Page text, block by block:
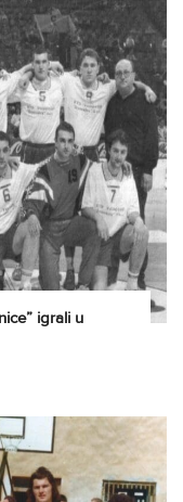
igrali u